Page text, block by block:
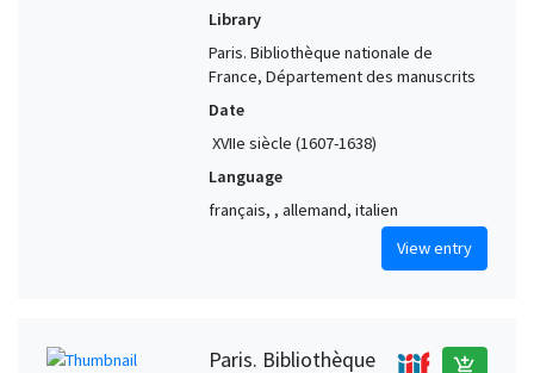
Library
Paris. Bibliothèque nationale de
France, Département des manuscrits
Date
XVIIe siècle (1607-1638)
Language
français, , allemand, italien
View entry
Paris. Bibliothèque
add_shopping_cart